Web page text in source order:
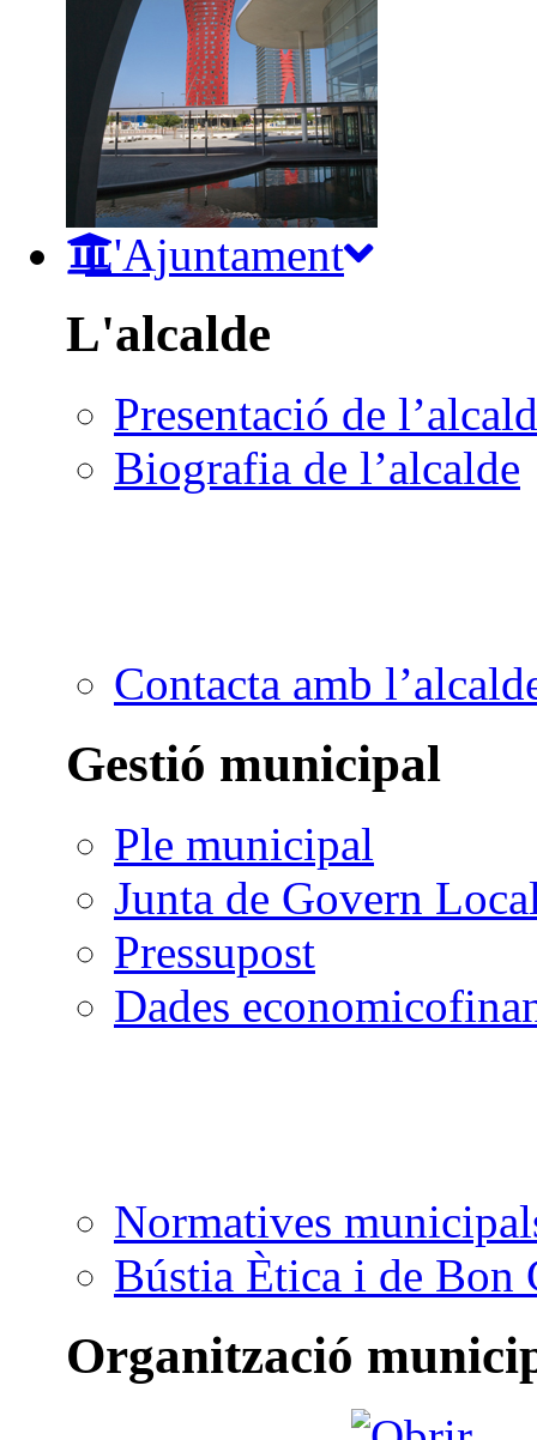
L'Ajuntament
L'alcalde
Presentació de
Biografia de l’alcalde
Contacta amb
Gestió municipal
Ple municipal
Junta de Govern
Pressupost
Dades
Normatives
Bústia Ètica i de Bon
Organització